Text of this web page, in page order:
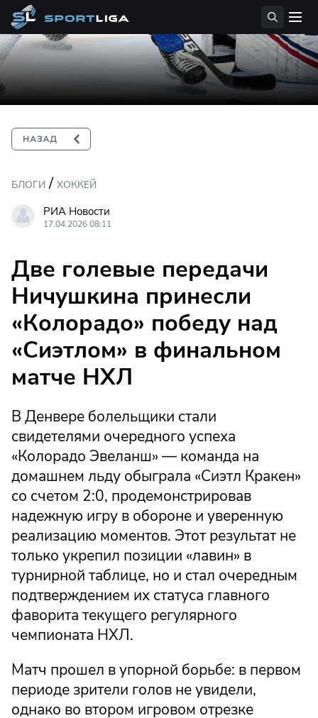
БЛОГИ / ХОККЕЙ
РИА Новости
17.04.2026 08:11
Две голевые передачи
Ничушкина принесли
«Колорадо» победу над
«Сиэтлом» в финальном
матче НХЛ
В Денвере болельщики стали
свидетелями очередного успеха
«Колорадо Эвеланш» — команда на
домашнем льду обыграла «Сиэтл Кракен»
со счетом 2:0, продемонстрировав
надежную игру в обороне и уверенную
реализацию моментов. Этот результат не
только укрепил позиции «лавин» в
турнирной таблице, но и стал очередным
подтверждением их статуса главного
фаворита текущего регулярного
чемпионата НХЛ.
Матч прошел в упорной борьбе: в первом
периоде зрители голов не увидели,
однако во втором игровом отрезке